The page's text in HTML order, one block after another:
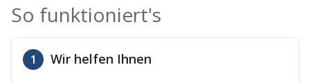
So funktioniert's
1 Wir helfen Ihnen